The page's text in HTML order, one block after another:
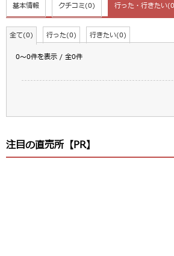
基本情報 クチコミ(0) 行った・行きたい
全て(0) 行った(0) 行きたい(0)
0～0件を表示 / 全0件
注目の直売所【PR】